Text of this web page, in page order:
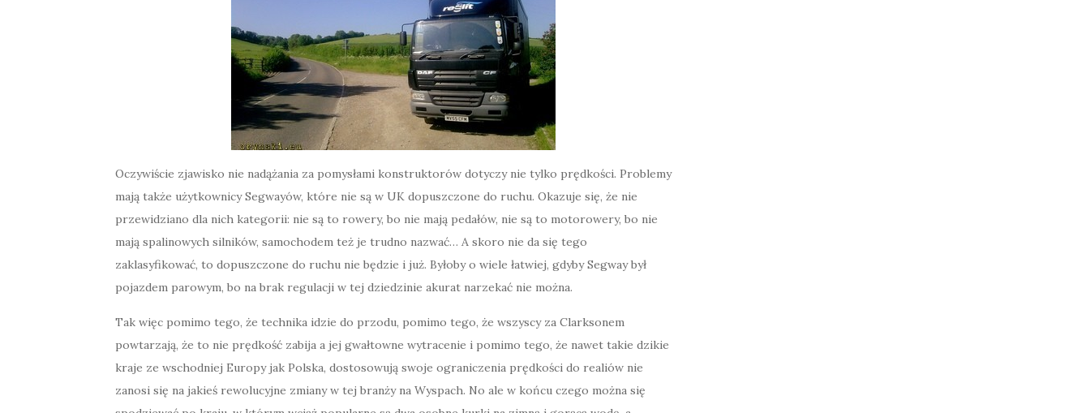
Oczywiście zjawisko nie nadążania za pomysłami konstruktorów dotyczy nie tylko prędkości. Problemy
mają także użytkownicy Segwayów, które nie są w UK dopuszczone do ruchu. Okazuje się, że nie
przewidziano dla nich kategorii: nie są to rowery, bo nie mają pedałów, nie są to motorowery, bo nie
mają spalinowych silników, samochodem też je trudno nazwać… A skoro nie da się tego
zaklasyfikować, to dopuszczone do ruchu nie będzie i już. Byłoby o wiele łatwiej, gdyby Segway był
pojazdem parowym, bo na brak regulacji w tej dziedzinie akurat narzekać nie można.
Tak więc pomimo tego, że technika idzie do przodu, pomimo tego, że wszyscy za Clarksonem
powtarzają, że to nie prędkość zabija a jej gwałtowne wytracenie i pomimo tego, że nawet takie dzikie
kraje ze wschodniej Europy jak Polska, dostosowują swoje ograniczenia prędkości do realiów nie
zanosi się na jakieś rewolucyjne zmiany w tej branży na Wyspach. No ale w końcu czego można się